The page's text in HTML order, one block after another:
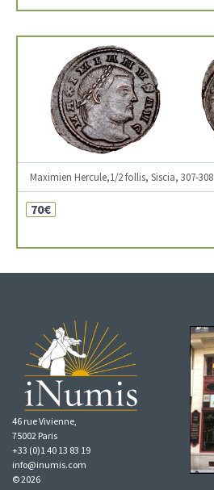
Maximien Hercule,1/2 follis, Siscia, 307-308
70€
46 rue Vivienne,
75002 Paris
+33 (0)1 40 13 83 19
info@inumis.com
© 2026